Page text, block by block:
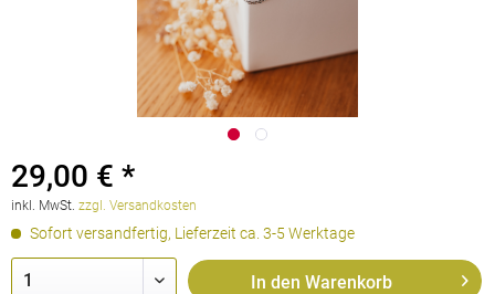
29,00 € *
inkl. MwSt. zzgl. Versandkosten
Sofort versandfertig, Lieferzeit ca. 3-5 Werktage
In den Warenkorb